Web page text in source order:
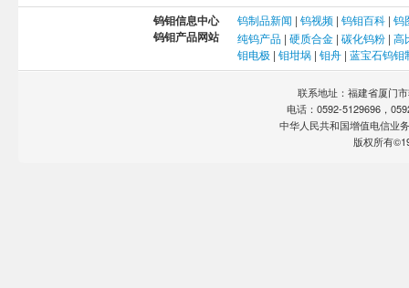
钨钼信息中心 钨制品新闻 | 钨视频 | 钨钼百科 | 钨
钨钼产品网站 纯钨产品 | 硬质合金 | 碳化钨粉 | 高
钼电极 | 钼坩埚 | 钼舟 | 蓝宝石钨钼
联系地址：福建省厦门
电话：0592-5129696，
中华人民共和国增值电信业
版权所有